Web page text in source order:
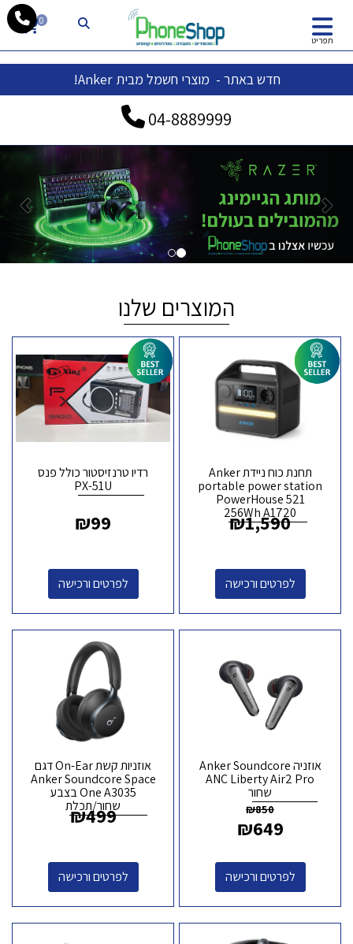
תפריט
0
חדש באתר - מוצרי חשמל מבית Anker!
04-8889999
המוצרים שלנו
תחנת כוח ניידת Anker
portable power station
PowerHouse 521
256Wh A1720
₪1,590
לפרטים ורכישה
רדיו טרנזיסטור כולל פנס
PX-51U
₪99
לפרטים ורכישה
אוזניה Anker Soundcore
ANC Liberty Air2 Pro
שחור
₪850
₪649
לפרטים ורכישה
אוזניות קשת On-Ear דגם
Anker Soundcore Space
One A3035 בצבע
שחור/תכלת
₪499
לפרטים ורכישה